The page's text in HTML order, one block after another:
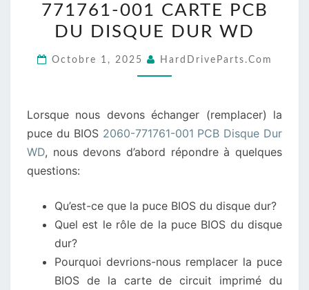
BIOS
SUR
2060-
CARTE
PCB
DU
WD
771761-001 CARTE PCB
DU DISQUE DUR WD
Octobre 1, 2025 HardDriveParts.com
Lorsque nous devons échanger (remplacer) la
puce du BIOS 2060-771761-001 PCB Disque Dur
WD, nous devons d’abord répondre à quelques
questions:
Qu’est-ce que la puce BIOS du disque dur?
Quel est le rôle de la puce BIOS du disque
dur?
Pourquoi devrions-nous remplacer la puce
BIOS de la carte de circuit imprimé du